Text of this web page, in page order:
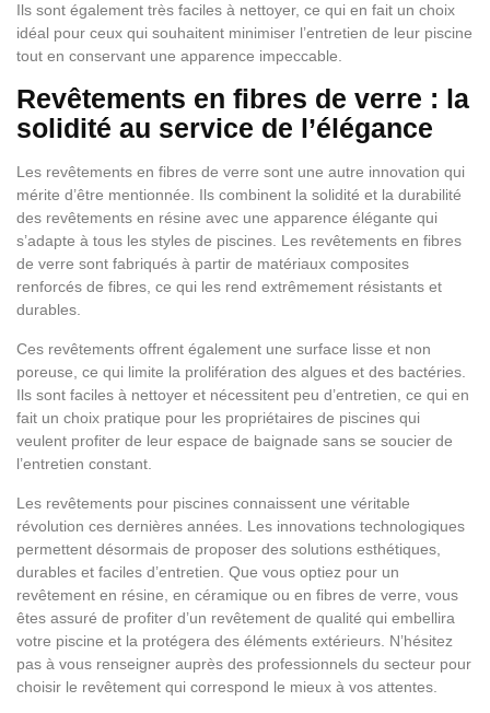
Ils sont également très faciles à nettoyer, ce qui en fait un choix
idéal pour ceux qui souhaitent minimiser l’entretien de leur piscine
tout en conservant une apparence impeccable.
Revêtements en fibres de verre : la
solidité au service de l’élégance
Les revêtements en fibres de verre sont une autre innovation qui
mérite d’être mentionnée. Ils combinent la solidité et la durabilité
des revêtements en résine avec une apparence élégante qui
s’adapte à tous les styles de piscines. Les revêtements en fibres
de verre sont fabriqués à partir de matériaux composites
renforcés de fibres, ce qui les rend extrêmement résistants et
durables.
Ces revêtements offrent également une surface lisse et non
poreuse, ce qui limite la prolifération des algues et des bactéries.
Ils sont faciles à nettoyer et nécessitent peu d’entretien, ce qui en
fait un choix pratique pour les propriétaires de piscines qui
veulent profiter de leur espace de baignade sans se soucier de
l’entretien constant.
Les revêtements pour piscines connaissent une véritable
révolution ces dernières années. Les innovations technologiques
permettent désormais de proposer des solutions esthétiques,
durables et faciles d’entretien. Que vous optiez pour un
revêtement en résine, en céramique ou en fibres de verre, vous
êtes assuré de profiter d’un revêtement de qualité qui embellira
votre piscine et la protégera des éléments extérieurs. N’hésitez
pas à vous renseigner auprès des professionnels du secteur pour
choisir le revêtement qui correspond le mieux à vos attentes.